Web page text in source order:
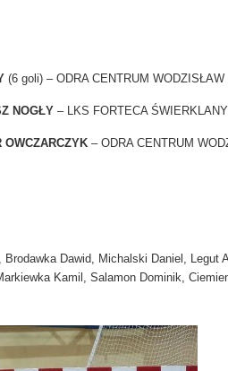
(6 goli) – ODRA CENTRUM WODZISŁAW
NOGŁY – LKS FORTECA ŚWIERKLANY
OWCZARCZYK – ODRA CENTRUM
Brodawka Dawid, Michalski Daniel, Legut
Kamil, Salamon Dominik,